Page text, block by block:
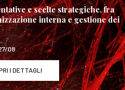
e scelte strategiche, fra
interna e gestione dei
08
I DETTAGLI